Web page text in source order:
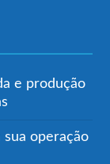
e produção
sua operação